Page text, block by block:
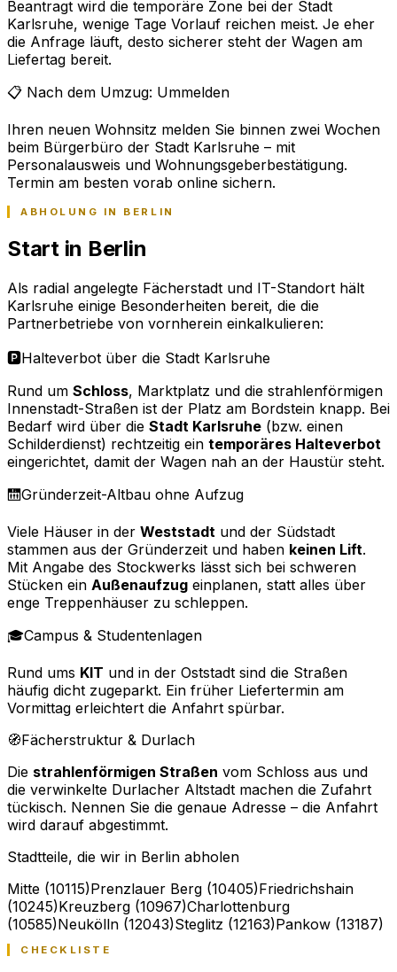
Beantragt wird die temporäre Zone bei der Stadt
Karlsruhe, wenige Tage Vorlauf reichen meist. Je eher
die Anfrage läuft, desto sicherer steht der Wagen am
Liefertag bereit.
📋 Nach dem Umzug: Ummelden
Ihren neuen Wohnsitz melden Sie binnen zwei Wochen
beim Bürgerbüro der Stadt Karlsruhe – mit
Personalausweis und Wohnungsgeberbestätigung.
Termin am besten vorab online sichern.
ABHOLUNG IN BERLIN
Start in Berlin
Als radial angelegte Fächerstadt und IT-Standort hält
Karlsruhe einige Besonderheiten bereit, die die
Partnerbetriebe von vornherein einkalkulieren:
🅿️Halteverbot über die Stadt Karlsruhe
Rund um Schloss, Marktplatz und die strahlenförmigen
Innenstadt-Straßen ist der Platz am Bordstein knapp. Bei
Bedarf wird über die Stadt Karlsruhe (bzw. einen
Schilderdienst) rechtzeitig ein temporäres Halteverbot
eingerichtet, damit der Wagen nah an der Haustür steht.
🛗Gründerzeit-Altbau ohne Aufzug
Viele Häuser in der Weststadt und der Südstadt
stammen aus der Gründerzeit und haben keinen Lift.
Mit Angabe des Stockwerks lässt sich bei schweren
Stücken ein Außenaufzug einplanen, statt alles über
enge Treppenhäuser zu schleppen.
🎓Campus & Studentenlagen
Rund ums KIT und in der Oststadt sind die Straßen
häufig dicht zugeparkt. Ein früher Liefertermin am
Vormittag erleichtert die Anfahrt spürbar.
🧭Fächerstruktur & Durlach
Die strahlenförmigen Straßen vom Schloss aus und
die verwinkelte Durlacher Altstadt machen die Zufahrt
tückisch. Nennen Sie die genaue Adresse – die Anfahrt
wird darauf abgestimmt.
Stadtteile, die wir in Berlin abholen
Mitte (10115)Prenzlauer Berg (10405)Friedrichshain
(10245)Kreuzberg (10967)Charlottenburg
(10585)Neukölln (12043)Steglitz (12163)Pankow (13187)
CHECKLISTE